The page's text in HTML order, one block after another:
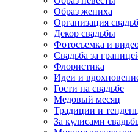
Образ жениха
Организация
Декор свадьбы
Фотосъемка и
Свадьба за
Флористика
Идеи и
Гости на свадьбе
Медовый месяц
Традиции и
За кулисами